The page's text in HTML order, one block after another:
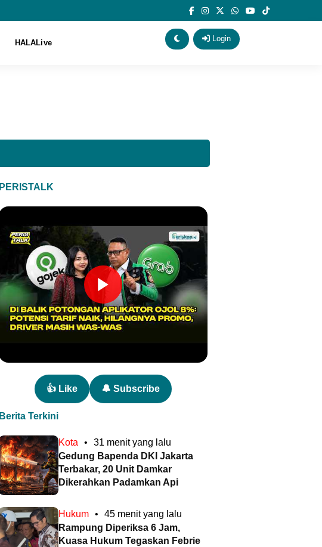
HALALive
Login
PERISTALK
👍 Like 🔔 Subscribe
Berita Terkini
Kota •
31 menit yang lalu
Gedung Bapenda DKI Jakarta
Terbakar, 20 Unit Damkar
Dikerahkan Padamkan Api
Hukum •
45 menit yang lalu
Rampung Diperiksa 6 Jam,
Kuasa Hukum Tegaskan Febrie